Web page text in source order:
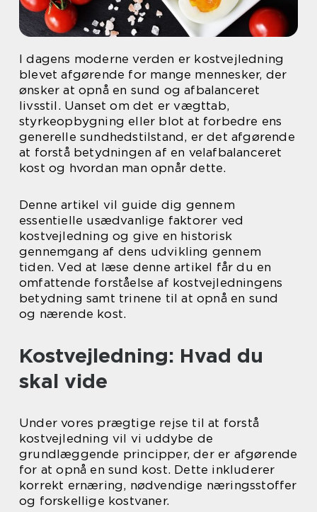
I dagens moderne verden er kostvejledning
blevet afgørende for mange mennesker, der
ønsker at opnå en sund og afbalanceret
livsstil. Uanset om det er vægttab,
styrkeopbygning eller blot at forbedre ens
generelle sundhedstilstand, er det afgørende
at forstå betydningen af en velafbalanceret
kost og hvordan man opnår dette.
Denne artikel vil guide dig gennem
essentielle usædvanlige faktorer ved
kostvejledning og give en historisk
gennemgang af dens udvikling gennem
tiden. Ved at læse denne artikel får du en
omfattende forståelse af kostvejledningens
betydning samt trinene til at opnå en sund
og nærende kost.
Kostvejledning: Hvad du
skal vide
Under vores prægtige rejse til at forstå
kostvejledning vil vi uddybe de
grundlæggende principper, der er afgørende
for at opnå en sund kost. Dette inkluderer
korrekt ernæring, nødvendige næringsstoffer
og forskellige kostvaner.